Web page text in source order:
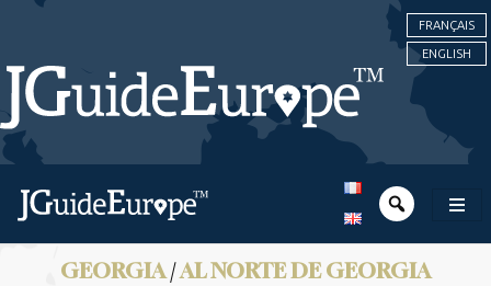
FRANÇAIS
ENGLISH
GEORGIA/AL NORTE DE GEORGIA